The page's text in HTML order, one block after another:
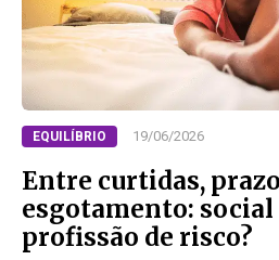
EQUILÍBRIO 19/06/2026
Entre curtidas,
esgotamento:
profissão de risco?